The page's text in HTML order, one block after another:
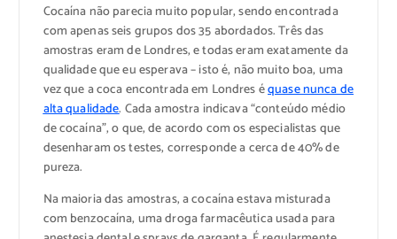
Cocaína não parecia muito popular, sendo encontrada
com apenas seis grupos dos 35 abordados. Três das
amostras eram de Londres, e todas eram exatamente da
qualidade que eu esperava – isto é, não muito boa, uma
vez que a coca encontrada em Londres équase nunca de
alta qualidade. Cada amostra indicava “conteúdo médio
de cocaína”, o que, de acordo com os especialistas que
desenharam os testes, corresponde a cerca de 40% de
pureza.
Na maioria das amostras, a cocaína estava misturada
com benzocaína, uma droga farmacêutica usada para